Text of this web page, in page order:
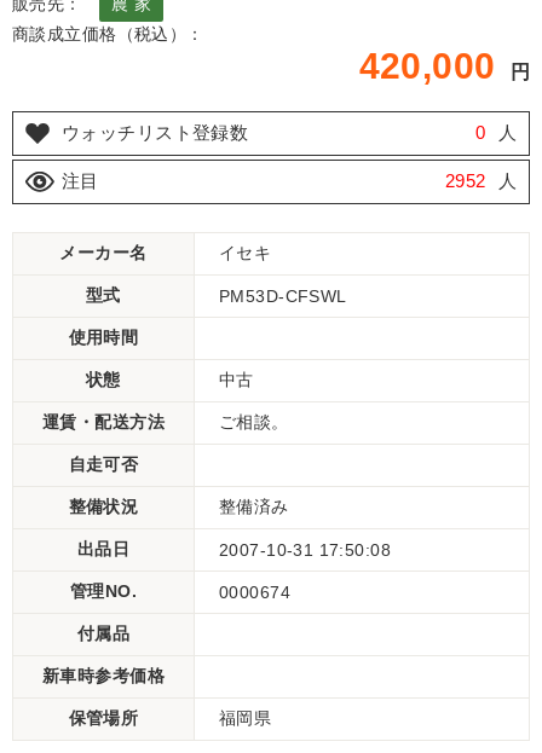
商談成立価格（税込）：
420,000 円
ウォッチリスト登録数 0 人
注目 2952 人
メーカー名 イセキ
型式 PM53D-CFSWL
使用時間
状態 中古
運賃・配送方法 ご相談。
自走可否
整備状況 整備済み
出品日 2007-10-31 17:50:08
管理NO. 0000674
付属品
新車時参考価格
保管場所 福岡県